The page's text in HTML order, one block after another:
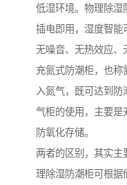
低湿环境。物理除湿
插电即用，湿度智能
无噪音、无热效应、
充氮式防潮柜，也称
入氮气，既可达到防
气柜的使用，主要是
防氧化存储。
两者的区别，其实主
理除湿防潮柜可根据